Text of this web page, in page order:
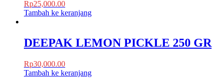
Rp25,000.00
Tambah ke keranjang
DEEPAK LEMON PICKLE 250 GR
Rp30,000.00
Tambah ke keranjang